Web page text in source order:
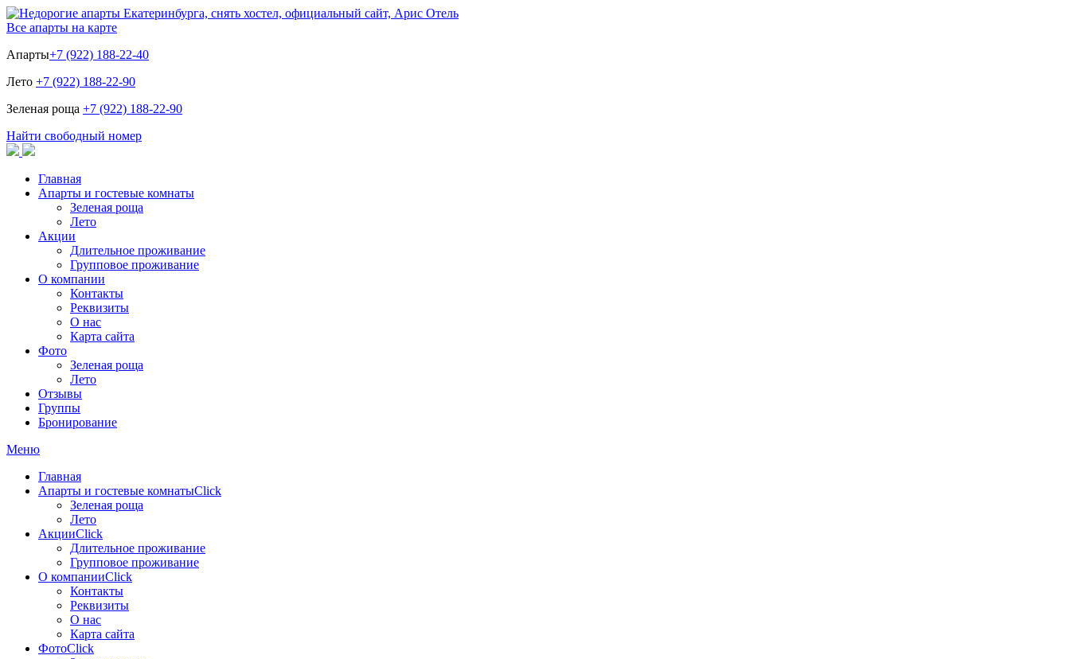
Все апарты на карте
Апарты+7 (922) 188-22-40
Лето +7 (922) 188-22-90
Зеленая роща +7 (922) 188-22-90
Найти свободный номер
Главная
Апарты и гостевые комнаты
Зеленая роща
Лето
Акции
Длительное проживание
Групповое проживание
О компании
Контакты
Реквизиты
О нас
Карта сайта
Фото
Зеленая роща
Лето
Отзывы
Группы
Бронирование
Меню
Главная
Апарты и гостевые комнатыClick
Зеленая роща
Лето
АкцииClick
Длительное проживание
Групповое проживание
О компанииClick
Контакты
Реквизиты
О нас
Карта сайта
ФотоClick